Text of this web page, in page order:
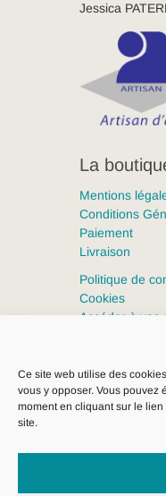
Ce site web utilise des
vous y opposer. Vous pouvez
moment en cliquant sur le
site.
Jessica
La
Mentions
Conditions
Paiement
Livraison
Politique de
Cookies
Accéder à vos
Clémica, tous